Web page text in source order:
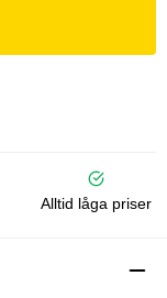
Alltid låga priser